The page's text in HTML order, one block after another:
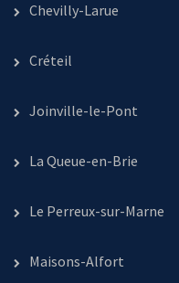
Chevilly-Larue
Créteil
Joinville-le-Pont
La Queue-en-Brie
Le Perreux-sur-Marne
Maisons-Alfort